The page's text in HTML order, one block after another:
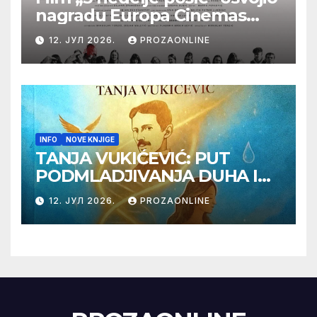
nagradu Europa Cinemas
Label na Filmskom festivalu
u Karlovim Varima
12. ЈУЛ 2026. PROZAONLINE
INFO NOVE KNJIGE
TANJA VUKIĆEVIĆ: PUT
PODMLADJIVANJA DUHA I
TELA SA TESLOM
12. ЈУЛ 2026. PROZAONLINE